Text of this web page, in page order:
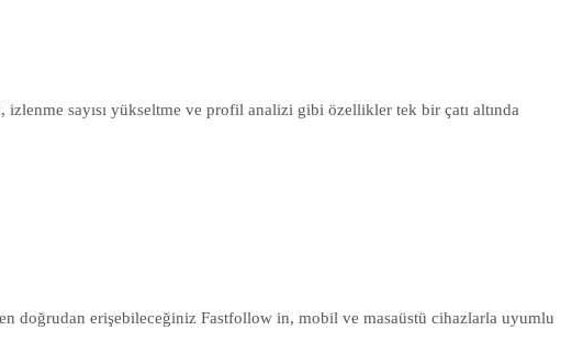
sayısı yükseltme ve profil analizi gibi özellikler tek bir çatı altında
doğrudan erişebileceğiniz Fastfollow in, mobil ve masaüstü cihazlarla uyumlu